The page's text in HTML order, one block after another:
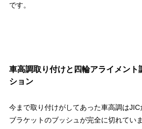
です。
車高調取り付けと四輪アライメント
ション
今まで取り付けがしてあった車高調は
ブラケットのブッシュが完全に切れていま